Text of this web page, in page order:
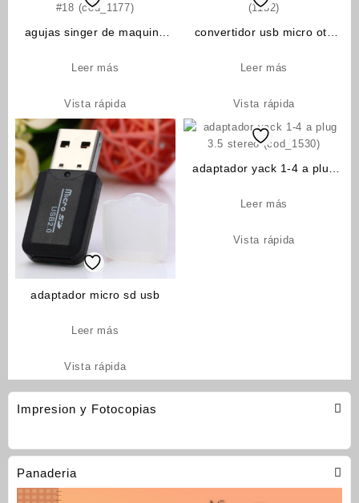
Impresion y Fotocopias
Panaderia
agujas singer de maquina
Leer más
Vista rápida
convertidor usb micro otg
Leer más
Vista rápida
adaptador micro sd usb
Leer más
Vista rápida
adaptador yack 1-4 a plug
Leer más
Vista rápida